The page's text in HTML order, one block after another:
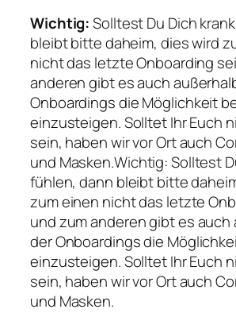
Wichtig:Solltest Du Dich
bleibt bitte daheim, dies wird
nicht das letzte Onboarding
anderen gibt es auch
Onboardings die Möglichkeit
einzusteigen. Solltet Ihr Euch
sein, haben wir vor Ort auch
und Masken.Wichtig: Solltest
fühlen, dann bleibt bitte
zum einen nicht das letzte
und zum anderen gibt es auch
der Onboardings die
einzusteigen. Solltet Ihr Euch
sein, haben wir vor Ort auch
und Masken.